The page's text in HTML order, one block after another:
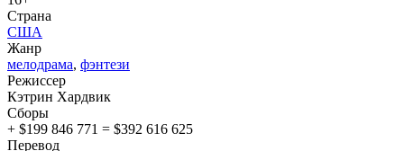
Страна
США
Жанр
мелодрама, фэнтези
Режиссер
Кэтрин Хардвик
Сборы
+ $199 846 771 = $392 616 625
Перевод